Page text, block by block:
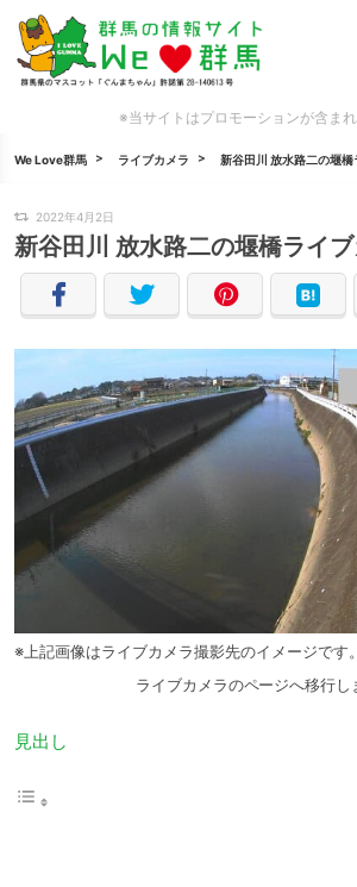
※当サイトはプロモーションが含ま
We Love群馬 ライブカメラ 新谷田川 放水路二の堰橋
2022年4月2日
新谷田川 放水路二の堰橋ライ
※上記画像はライブカメラ撮影先のイメージです
ライブカメラのページへ移行し
見出し